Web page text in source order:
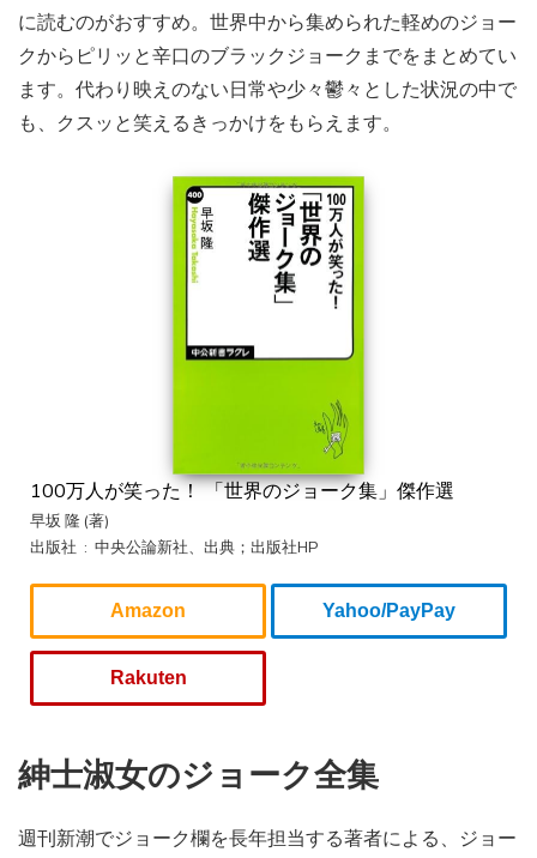
に読むのがおすすめ。世界中から集められた軽めのジョー
クからピリッと辛口のブラックジョークまでをまとめてい
ます。代わり映えのない日常や少々鬱々とした状況の中で
も、クスッと笑えるきっかけをもらえます。
100万人が笑った！ 「世界のジョーク集」傑作選
早坂 隆 (著)
出版社 ‏ : ‎ 中央公論新社、出典；出版社HP
Amazon Yahoo/PayPay
Rakuten
紳士淑女のジョーク全集
週刊新潮でジョーク欄を長年担当する著者による、ジョー